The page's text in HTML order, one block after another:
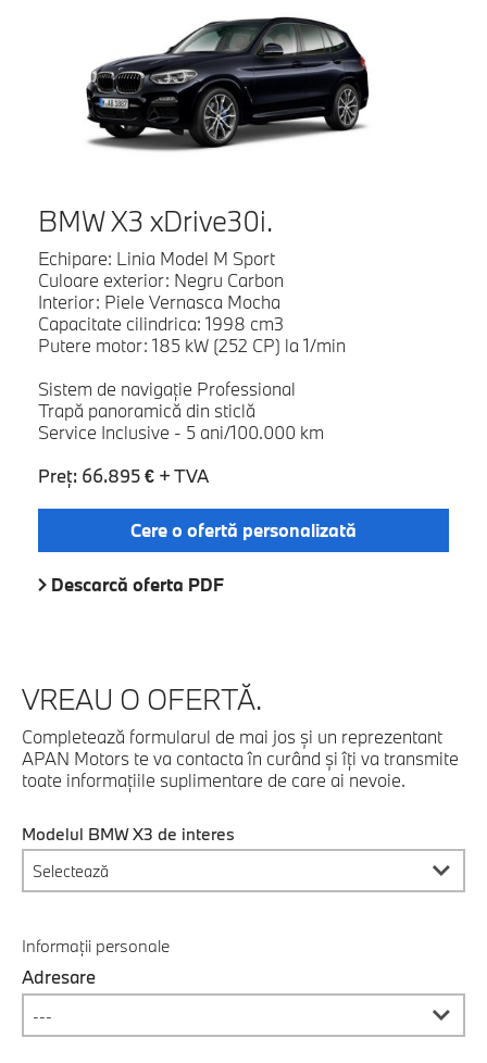
BMW X3 xDrive30i.
Echipare: Linia Model M Sport
Culoare exterior: Negru Carbon
Interior: Piele Vernasca Mocha
Capacitate cilindrica: 1998 cm3
Putere motor: 185 kW (252 CP) la 1/min
Sistem de navigaţie Professional
Trapă panoramică din sticlă
Service Inclusive - 5 ani/100.000 km
Preţ: 66.895 € + TVA
Cere o ofertă personalizată
Descarcă oferta PDF
VREAU O OFERTĂ.
Completează formularul de mai jos şi un reprezentant
APAN Motors te va contacta în curând şi îţi va transmite
toate informaţiile suplimentare de care ai nevoie.
Modelul BMW X3 de interes
Informații personale
Adresare